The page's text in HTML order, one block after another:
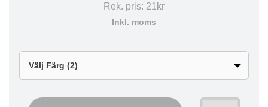
Rek. pris: 21kr
Inkl. moms